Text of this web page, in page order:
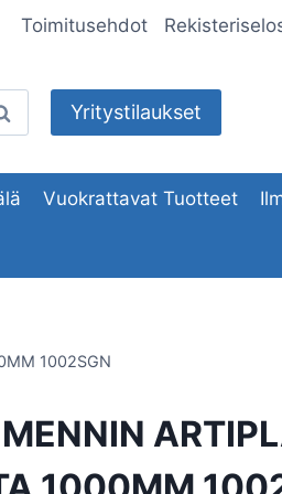
Toimitusehdot
Yritystilaukset
Vuokrattavat Tuotteet
1002SGN